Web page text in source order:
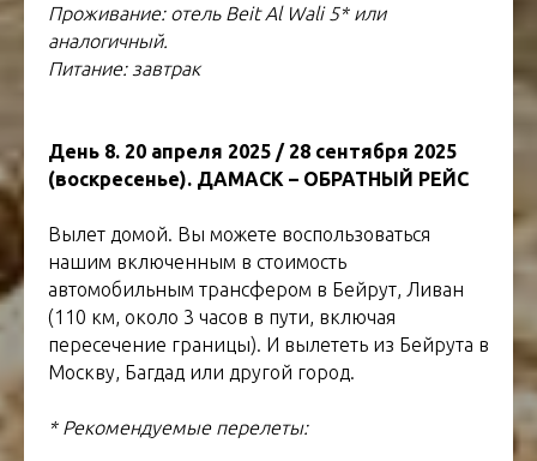
Проживание: отель Beit Al Wali 5* или
аналогичный.
Питание: завтрак
День 8. 20 апреля 2025 / 28 сентября 2025
(воскресенье). ДАМАСК – ОБРАТНЫЙ РЕЙС
Вылет домой. Вы можете воспользоваться
нашим включенным в стоимость
автомобильным трансфером в Бейрут, Ливан
(110 км, около 3 часов в пути, включая
пересечение границы). И вылететь из Бейрута в
Москву, Багдад или другой город.
* Рекомендуемые перелеты: